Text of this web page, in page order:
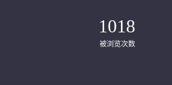
1018
被浏览次数